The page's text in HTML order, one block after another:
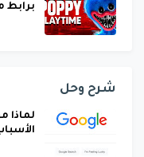
برابط
شرح وحل
لماذا